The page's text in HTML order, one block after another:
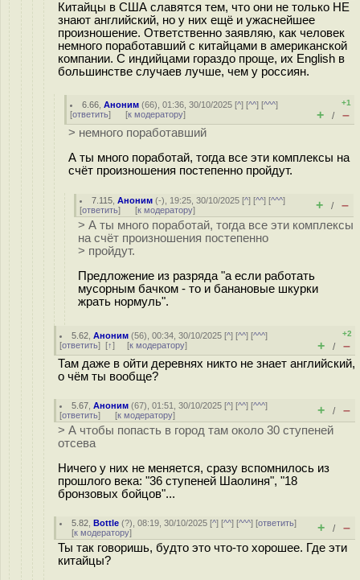
Китайцы в США славятся тем, что они не только НЕ
знают английский, но у них ещё и ужаснейшее
произношение. Ответственно заявляю, как человек
немного поработавший с китайцами в американской
компании. С индийцами гораздо проще, их English в
большинстве случаев лучше, чем у россиян.
6.66 ,Аноним (66), 01:36, 30/10/2025 [^] [^^] [^^^]
[ответить] [к модератору]
+1
+ / –
> немного поработавший
А ты много поработай, тогда все эти комплексы на
счёт произношения постепенно пройдут.
7.115 ,Аноним (-), 19:25, 30/10/2025 [^] [^^] [^^^]
[ответить] [к модератору] + / –
> А ты много поработай, тогда все эти комплексы
на счёт произношения постепенно
> пройдут.
Предложение из разряда "а если работать
мусорным бачком - то и банановые шкурки
жрать нормуль".
5.62 ,Аноним (56), 00:34, 30/10/2025 [^] [^^] [^^^]
[ответить] [↑] [к модератору]
+2
+ / –
Там даже в ойти деревнях никто не знает английский,
о чём ты вообще?
5.67 ,Аноним (67), 01:51, 30/10/2025 [^] [^^] [^^^]
[ответить] [к модератору] + / –
> А чтобы попасть в город там около 30 ступеней
отсева
Ничего у них не меняется, сразу вспомнилось из
прошлого века: "36 ступеней Шаолиня", "18
бронзовых бойцов"...
5.82 ,Bottle (?), 08:19, 30/10/2025 [^] [^^] [^^^] [ответить]
[к модератору] + / –
Ты так говоришь, будто это что-то хорошее. Где эти
китайцы?